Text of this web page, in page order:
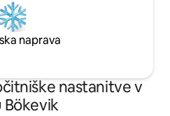
naprava
nastanitve v
Bökevik